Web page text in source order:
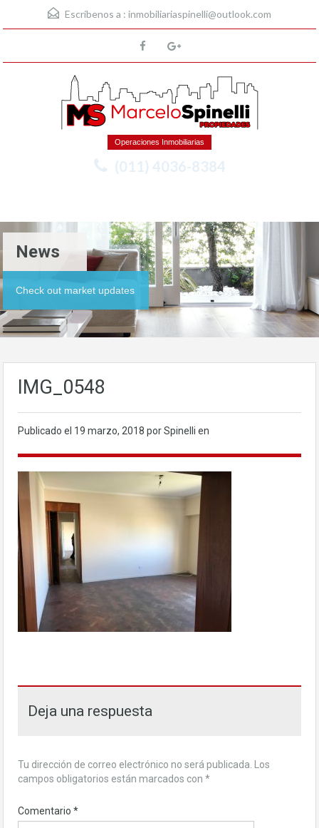
Escríbenos a : inmobiliariaspinelli@outlook.com
Operaciones Inmobiliarias
(011) 4036-8384
News
Check out market updates
IMG_0548
Publicado el 19 marzo, 2018 por Spinelli en
Deja una respuesta
Tu dirección de correo electrónico no será publicada.
Los
campos obligatorios están marcados con *
Comentario *